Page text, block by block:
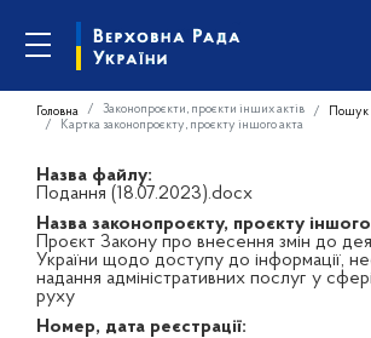
Головна Законопроєкти, проєкти інших актів
Пошук
Картка законопроєкту, проєкту іншого акта
Назва файлу:
Подання (18.07.2023).docx
Назва законопроєкту, проєкту
Проєкт Закону про внесення змін до
України щодо доступу до інформації,
надання адміністративних послуг у
руху
Номер, дата реєстрації: